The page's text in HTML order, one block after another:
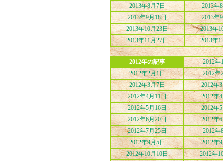
2013年8月7日
2013年
2013年9月18日
2013年
2013年10月23日
2013年
2013年11月27日
2013年
2012年の記事
2012年
2012年2月1日
2012年
2012年3月7日
2012年
2012年4月11日
2012年
2012年5月16日
2012年
2012年6月20日
2012年
2012年7月25日
2012年
2012年9月5日
2012年
2012年10月10日
2012年